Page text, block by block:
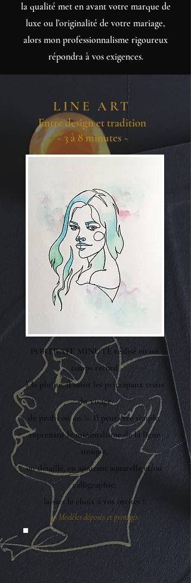
la qualité met en avant votre marque de
luxe ou l’originalité de votre mariage,
alors mon professionnalisme rigoureux
répondra à vos exigences.
LINE ART
Entre design et tradition
~ 3 à 8 minutes ~
PORTRAIT MINUTE réalisé en un
temps record
à la plume, il saisit les principaux traits
du visage
de profil ou en ¾. Il peut être simple,
reprenant le minimalisme de la ligne
unique,
ou détaillé, en ajoutant aquarelle et/ou
calligraphie:
laissez le choix à vos invités !
©Modèles déposés et protégés